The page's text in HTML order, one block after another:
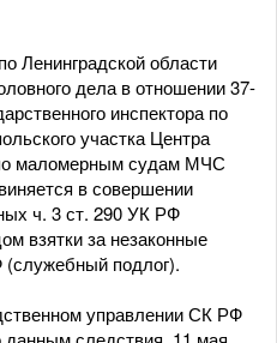
Ленинградской области
дела в отношении 37-
инспектора по
участка Центра
маломерным судам МЧС
в совершении
ч. 3 ст. 290 УК РФ
взятки за незаконные
подлог).
управлении СК РФ